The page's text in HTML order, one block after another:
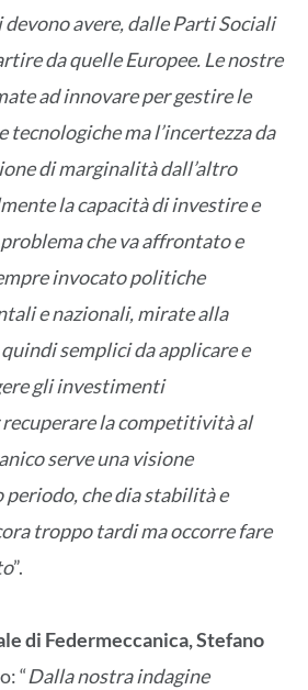
avere, dalle Parti Sociali
da quelle Europee. Le nostre
ad innovare per gestire le
ma l’incertezza da
di marginalità dall’altro
la capacità di investire e
che va affrontato e
invocato politiche
e nazionali, mirate alla
semplici da applicare e
gli investimenti
la competitività al
serve una visione
che dia stabilità e
troppo tardi ma occorre fare
”.
di Federmeccanica, Stefano
“Dalla nostra indagine